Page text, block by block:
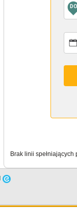
DO
Brak linii spełniających